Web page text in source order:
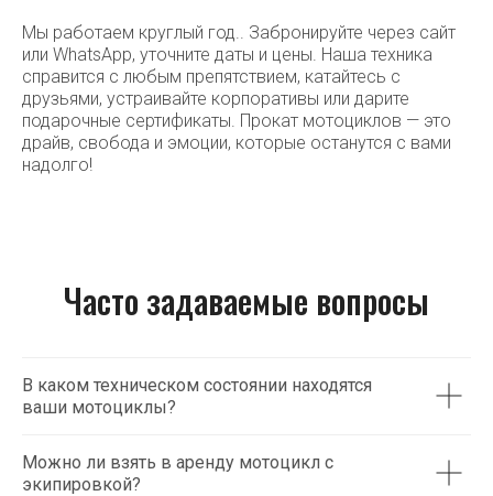
Мы работаем круглый год.. Забронируйте через сайт
или WhatsApp, уточните даты и цены. Наша техника
справится с любым препятствием, катайтесь с
друзьями, устраивайте корпоративы или дарите
подарочные сертификаты. Прокат мотоциклов — это
драйв, свобода и эмоции, которые останутся с вами
надолго!
Часто задаваемые вопросы
В каком техническом состоянии находятся
ваши мотоциклы?
Можно ли взять в аренду мотоцикл с
экипировкой?